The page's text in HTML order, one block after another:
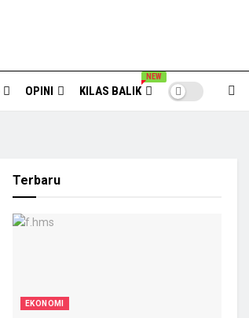
OPINI KILAS BALIK
NEW
Terbaru
EKONOMI